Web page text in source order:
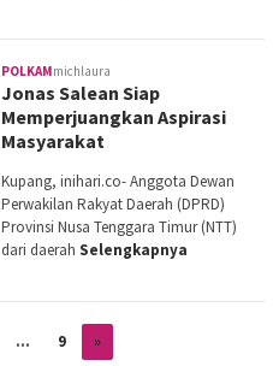
POLKAMmichlaura
Jonas Salean Siap
Memperjuangkan Aspirasi
Masyarakat
Kupang, inihari.co- Anggota Dewan
Perwakilan Rakyat Daerah (DPRD)
Provinsi Nusa Tenggara Timur (NTT)
dari daerah Selengkapnya
… 9 »